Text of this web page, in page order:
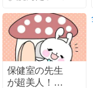
保健室の先生
が超美人！保